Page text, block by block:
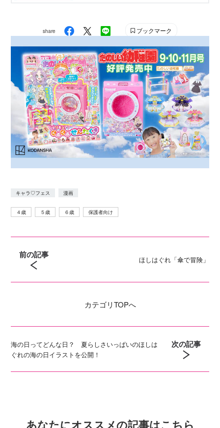
share ブックマーク
キャラ♡フェス 漫画
４歳 ５歳 ６歳 保護者向け
前の記事 ほしはぐれ「傘で冒険」
カテゴリTOPへ
海の日ってどんな日？ 夏らしさいっぱいのほしは
ぐれの海の日イラストを公開！
次の記事
あなたにオススメの記事はこちら